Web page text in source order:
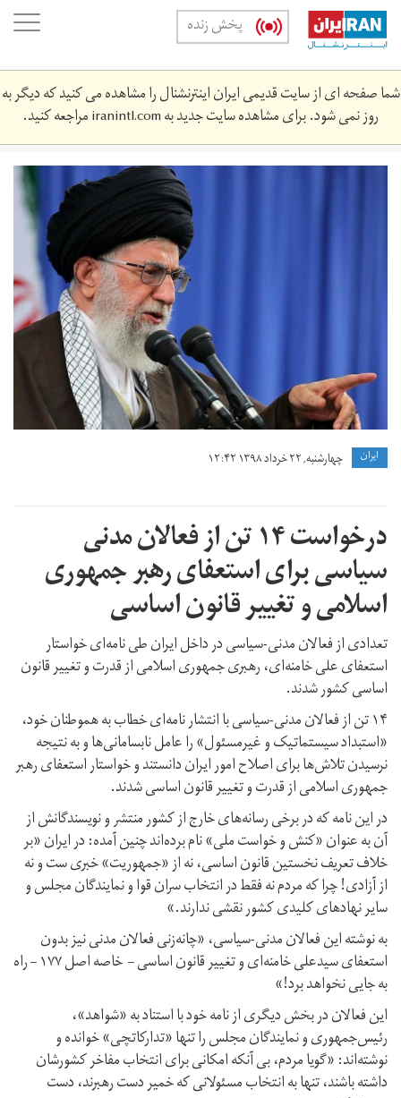
Skip
main
content
پخش زنده
شما صفحه ای از سایت قدیمی ایران اینترنشنال را مشاهده می کنید که دیگر به
روز نمی شود. برای مشاهده سایت جدید بهiranintl.comمراجعه کنید.
خامنه‌ای
ايران چهارشنبه, ۲۲ خرداد ۱۳۹۸ ۱۲:۴۲
درخواست ۱۴ تن از فعالان مدنی
سیاسی برای استعفای رهبر جمهوری
اسلامی و تغییر قانون اساسی
تعدادی از فعالان مدنی-سیاسی در داخل ایران طی نامه‌ای خواستار
استعفای علی خامنه‌ای، رهبری جمهوری اسلامی از قدرت و تغییر قانون
اساسی کشور شدند.
۱۴ تن از فعالان مدنی-سیاسی با انتشار نامه‌ای خطاب به هموطنان خود،
«استبداد سیستماتیک و غیرمسئول» را عامل نابسامانی‌ها و به نتیجه
نرسیدن تلاش‌ها برای اصلاح امور ایران دانستند و خواستار استعفای رهبر
جمهوری اسلامی از قدرت و تغییر قانون اساسی شدند.
در این نامه که در برخی رسانه‌های خارج از کشور منتشر و نویسندگانش از
آن به عنوان «کنش و خواست ملی» نام برده‌اند چنین آمده: در ایران «بر
خلاف تعریف نخستین قانون اساسی، نه از «جمهوریت» خبری ست و نه
از آزادی! چرا که مردم نه فقط در انتخاب سران قوا و نمایندگان مجلس و
سایر نهادهای کلیدی کشور نقشی ندارند.»
به نوشته این فعالان مدنی-سیاسی، «چانه‌زنی فعالان مدنی نیز بدون
استعفای سیدعلی خامنه‌ای و تغییر قانون اساسی – خاصه اصل ۱۷۷ – راه
به جایی نخواهد برد!»
این فعالان در بخش دیگری از نامه خود با استناد به «شواهد»،
رئیس‌جمهوری و نمایندگان مجلس را تنها «تدارکاتچی» خوانده و
نوشته‌اند: «گویا مردم، بی آنکه امکانی برای انتخاب مفاخر کشورشان
داشته باشند، تنها به انتخاب مسئولانی که خمیر دست رهبرند، دست